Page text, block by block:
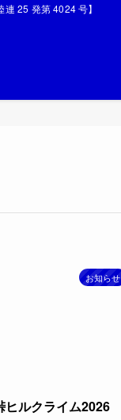
25 発第 4024 号】
お知らせ
ヒルクライム2026